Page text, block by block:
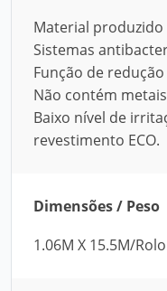
Material produzido
Sistemas
Função de
Não contém
Baixo nível de
revestimento ECO.
Dimensões / Peso
1.06M X 15.5M/